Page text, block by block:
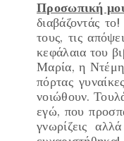
Προσωπική
διαβάζοντάς
τους, τις
κεφάλαια του
Μαρία, η Ντέμη
πόρτας
νοιώθουν.
εγώ, που
γνωρίζεις